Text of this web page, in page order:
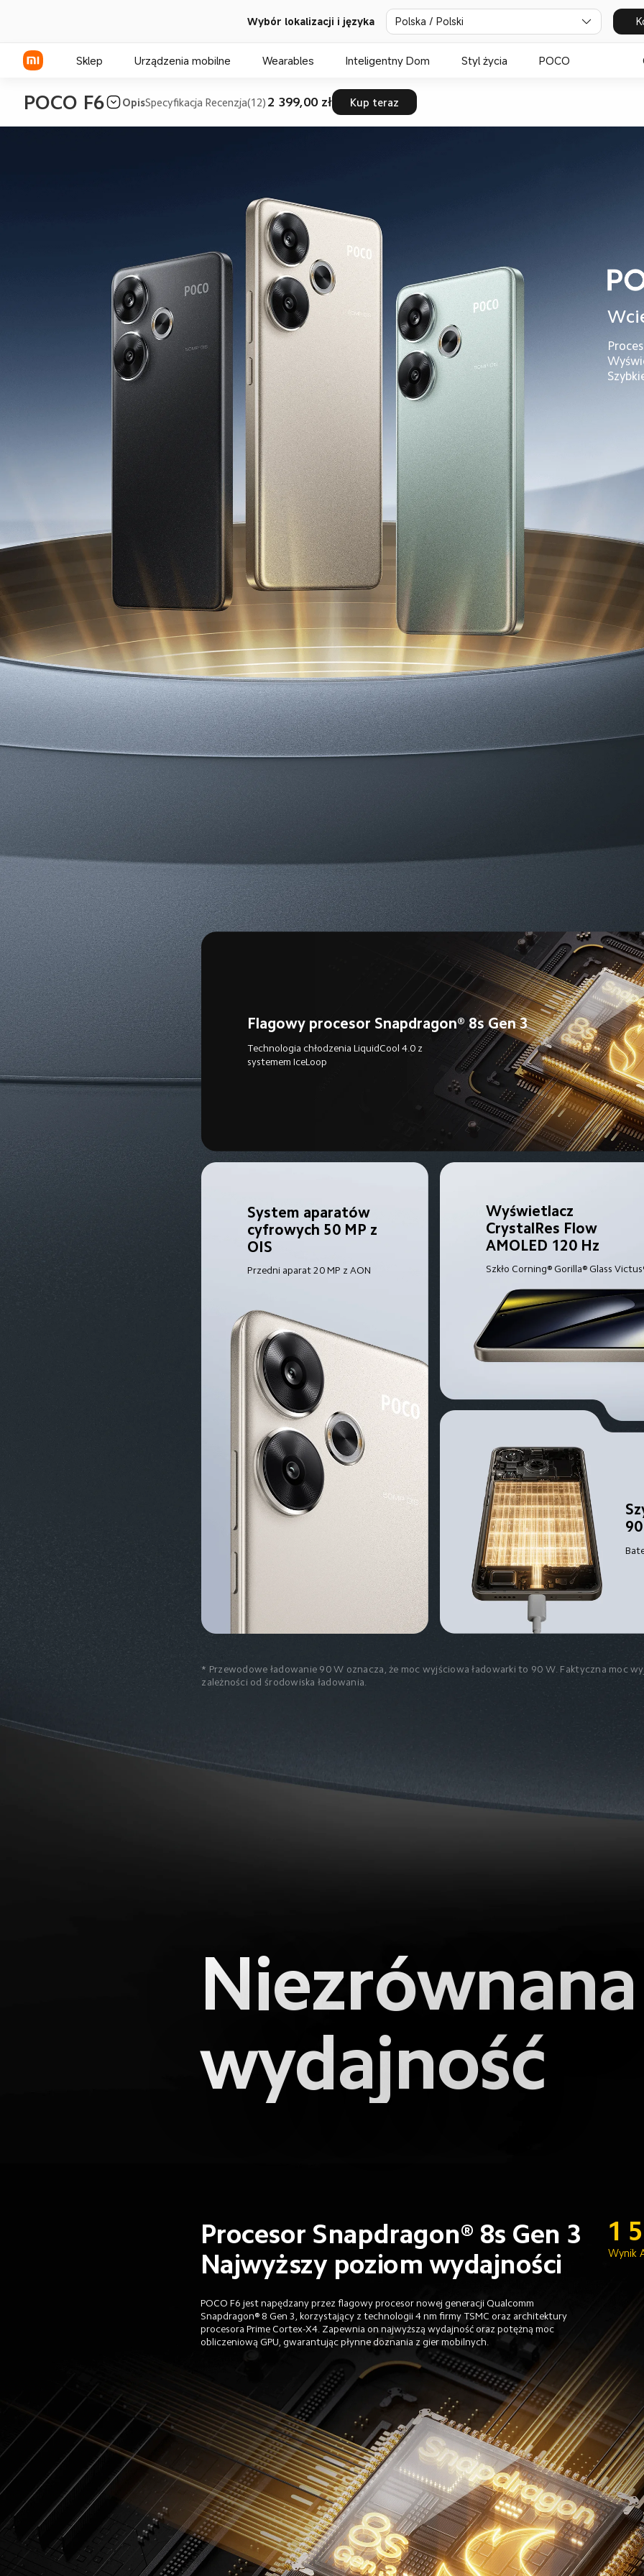
Wybór lokalizacji i języka Polska / Polski
Sklep Urządzenia mobilne Wearables Inteligentny Dom Styl życia POCO
POCO F6 OpisSpecyfikacja Recenzja(12) 2 399,00 zł Kup teraz
Flagowy procesor Snapdragon® 8s Gen 3
Technologia chłodzenia LiquidCool 4.0 z
systemem IceLoop
System aparatów
cyfrowych 50 MP z
OIS
Przedni aparat 20 MP z AON
Wyświetlacz
CrystalRes Flow
AMOLED 120 Hz
Szkło Corning® Gorilla® Glass
* Przewodowe ładowanie 90 W oznacza, że moc wyjściowa ładowarki to 90 W. Faktyczna moc
zależności od środowiska ładowania.
wydajność
Procesor Snapdragon® 8s Gen 3
Najwyższy poziom wydajności
POCO F6 jest napędzany przez flagowy procesor nowej generacji Qualcomm
Snapdragon® 8 Gen 3, korzystający z technologii 4 nm firmy TSMC oraz architektury
procesora Prime Cortex-X4. Zapewnia on najwyższą wydajność oraz potężną moc
obliczeniową GPU, gwarantując płynne doznania z gier mobilnych.
1
Wynik